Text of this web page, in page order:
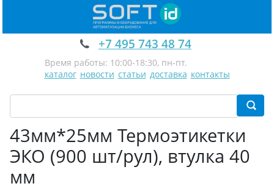
+7 495 743 48 74
Время работы: 10:00-18:30, пн-пт.
каталог новости статьи доставка контакты
43мм*25мм Термоэтикетки
ЭКО (900 шт/рул), втулка 40
мм